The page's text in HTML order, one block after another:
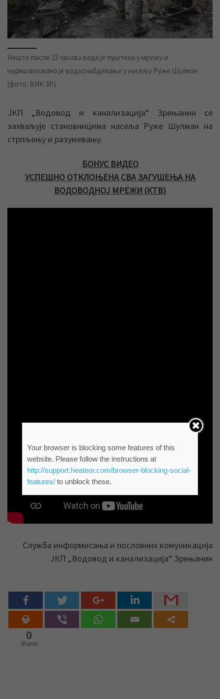
Нешто после 15 часова вода је пуштена у мрежу и
нормализовано је водоснабдевање у насељу Руже Шулман
(фото: ВИК ЗР)
ЈКП „Водовод и канализација“ Зрењанин се
захваљује становницима насеља Руже Шулман на
стрпљењу и разумевању.
БОНУС ВИДЕО
УСПЕШНО ОТКЛОЊЕНА СВА ЗАГУШЕЊА НА
ВОДОВОДНОЈ МРЕЖИ (КТВ)
Служба информисања и пословних комуникација
ЈКП „Водовод и канализација“ Зрењанин
0
Shares
Your browser is blocking some features of this
website. Please follow the instructions at
http://support.heateor.com/browser-blocking-social-
features/to unblock these.